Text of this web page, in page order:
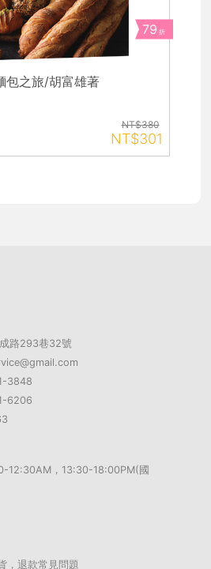
79 折
包之旅/胡富雄著
NT$380
NT$301
路293巷32號
3848
6206
12:30AM，13:30-18:00PM(國
，退款常見問題